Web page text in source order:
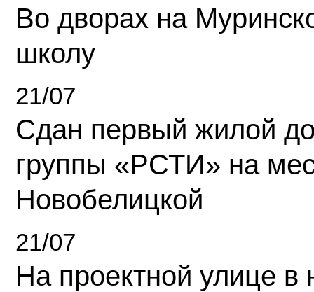
Во дворах на
школу
21/07
Сдан первый жилой
группы «РСТИ» на
Новобелицкой
21/07
На проектной улице